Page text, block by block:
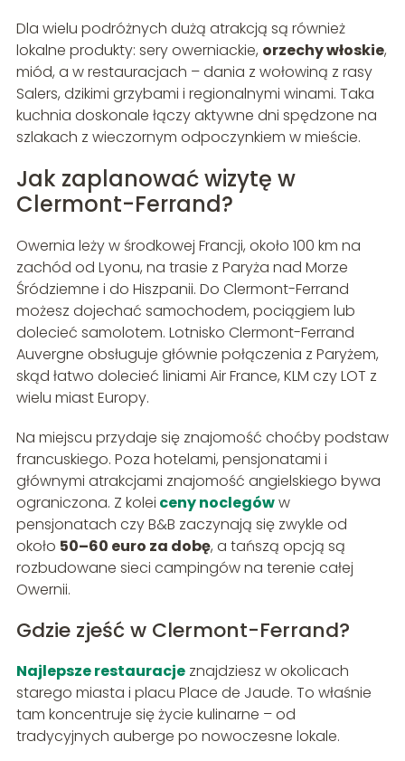
Dla wielu podróżnych dużą atrakcją są również
lokalne produkty: sery owerniackie, orzechy włoskie,
miód, a w restauracjach – dania z wołowiną z rasy
Salers, dzikimi grzybami i regionalnymi winami. Taka
kuchnia doskonale łączy aktywne dni spędzone na
szlakach z wieczornym odpoczynkiem w mieście.
Jak zaplanować wizytę w
Clermont-Ferrand?
Owernia leży w środkowej Francji, około 100 km na
zachód od Lyonu, na trasie z Paryża nad Morze
Śródziemne i do Hiszpanii. Do Clermont-Ferrand
możesz dojechać samochodem, pociągiem lub
dolecieć samolotem. Lotnisko Clermont-Ferrand
Auvergne obsługuje głównie połączenia z Paryżem,
skąd łatwo dolecieć liniami Air France, KLM czy LOT z
wielu miast Europy.
Na miejscu przydaje się znajomość choćby podstaw
francuskiego. Poza hotelami, pensjonatami i
głównymi atrakcjami znajomość angielskiego bywa
ograniczona. Z kolei ceny noclegóww
pensjonatach czy B&B zaczynają się zwykle od
około 50–60 euro za dobę, a tańszą opcją są
rozbudowane sieci campingów na terenie całej
Owernii.
Gdzie zjeść w Clermont-Ferrand?
Najlepsze restauracjeznajdziesz w okolicach
starego miasta i placu Place de Jaude. To właśnie
tam koncentruje się życie kulinarne – od
tradycyjnych auberge po nowoczesne lokale.